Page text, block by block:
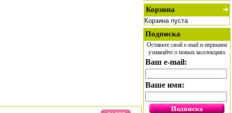
Корзина
Корзина пуста
Подписка
Оставьте свой e-mail и первыми
узнавайте о новых коллекциях
Ваш e-mail:
Ваше имя: